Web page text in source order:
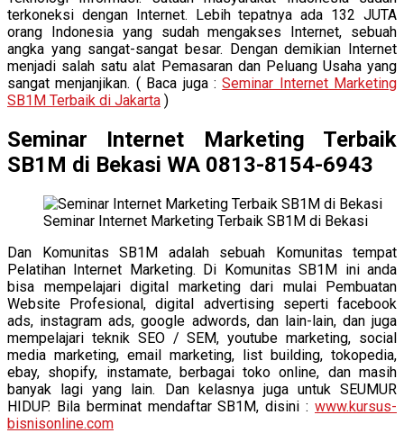
terkoneksi dengan Internet. Lebih tepatnya ada 132 JUTA
orang Indonesia yang sudah mengakses Internet, sebuah
angka yang sangat-sangat besar. Dengan demikian Internet
menjadi salah satu alat Pemasaran dan Peluang Usaha yang
sangat menjanjikan. ( Baca juga :Seminar Internet Marketing
SB1M Terbaik di Jakarta )
Seminar Internet Marketing Terbaik
SB1M di Bekasi WA 0813-8154-6943
Seminar Internet Marketing Terbaik SB1M di Bekasi
Dan Komunitas SB1M adalah sebuah Komunitas tempat
Pelatihan Internet Marketing. Di Komunitas SB1M ini anda
bisa mempelajari digital marketing dari mulai Pembuatan
Website Profesional, digital advertising seperti facebook
ads, instagram ads, google adwords, dan lain-lain, dan juga
mempelajari teknik SEO / SEM, youtube marketing, social
media marketing, email marketing, list building, tokopedia,
ebay, shopify, instamate, berbagai toko online, dan masih
banyak lagi yang lain. Dan kelasnya juga untuk SEUMUR
HIDUP. Bila berminat mendaftar SB1M, disini : www.kursus-
bisnisonline.com